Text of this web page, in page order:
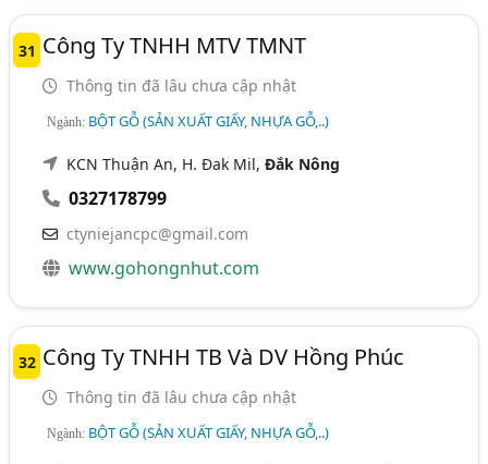
31 Công Ty TNHH MTV TMNT
Thông tin đã lâu chưa cập nhật
Ngành: BỘT GỖ (SẢN XUẤT GIẤY, NHỰA GỖ,..)
KCN Thuận An, H. Đak Mil,Đắk Nông
0327178799
ctyniejancpc@gmail.com
www.gohongnhut.com
32 Công Ty TNHH TB Và DV Hồng Phúc
Thông tin đã lâu chưa cập nhật
Ngành: BỘT GỖ (SẢN XUẤT GIẤY, NHỰA GỖ,..)